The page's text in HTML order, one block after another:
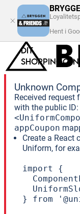
Hent i
DIT
Unknown
Received
with the public ID:
appCoupon
Create a React
Uniform, for
import {
} from